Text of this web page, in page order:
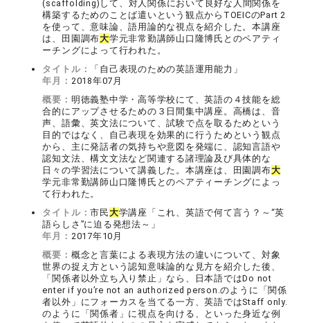
(scaffolding)して、対人関係において良好な人間関係を
構築するためのことば遣いという観点からTOEICのPart 2
を使って、意味論、語用論的な視点を紹介した。本講座
は、田園調布大学元非常勤講師山口隆博氏とのペアティ
ーチングによって行われた。
タイトル：
「自己表現のための英語運用能力」
年月： 2018年07月
概要： 明徳義塾中学・高等学校にて、英語の４技能を総
合的にアップさせるための３日間集中講座。高橋は、音
声、語彙、英文法について、試験で点を取るためという
目的ではなく、自己表現を効果的に行うためという観点
から、主に発話者の気持ちや意図を発端に、認知言語や
認知文法、構文文法など関連する諸理論及び具体的な
日々の学習法について講義した。本講座は、田園調布大
学元非常勤講師山口隆博氏とのペアティーチングによっ
て行われた。
タイトル：市民大学講座「これ、英語で何て言う？～“英
語らしさ”に迫る発想法～」
年月： 2017年10月
概要： 概念と言葉による表現方法の違いについて、対象
世界の捉え方という認知意味論的な見方を紹介した後、
「関係者以外立ち入り禁止」なら、日本語ではDo not
enter if you’re not an authorized person.のように「関係
者以外」にフォーカスを当てる一方、英語ではStaff only.
のように「関係者」に視点を向ける、といった身近な例